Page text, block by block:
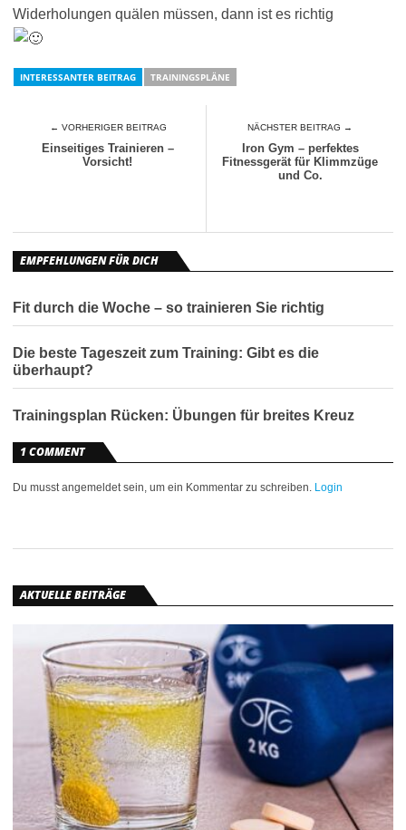
Widerholungen quälen müssen, dann ist es richtig
INTERESSANTER BEITRAG TRAININGSPLÄNE
← VORHERIGER BEITRAG
Einseitiges Trainieren –
Vorsicht!
NÄCHSTER BEITRAG →
Iron Gym – perfektes
Fitnessgerät für Klimmzüge
und Co.
EMPFEHLUNGEN FÜR DICH
Fit durch die Woche – so trainieren Sie richtig
Die beste Tageszeit zum Training: Gibt es die
überhaupt?
Trainingsplan Rücken: Übungen für breites Kreuz
1 COMMENT
Du musst angemeldet sein, um ein Kommentar zu schreiben. Login
AKTUELLE BEITRÄGE